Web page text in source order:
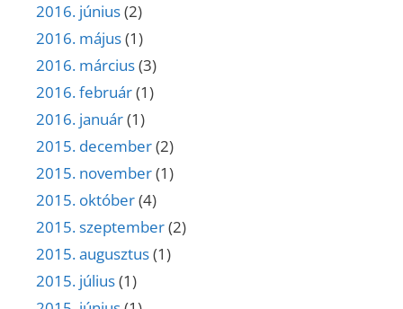
2016. június(2)
2016. május(1)
2016. március(3)
2016. február(1)
2016. január(1)
2015. december(2)
2015. november(1)
2015. október(4)
2015. szeptember(2)
2015. augusztus(1)
2015. július(1)